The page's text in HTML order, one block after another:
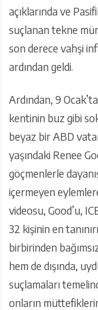
açıklarında ve
suçlanan tekne
son derece vahşi
ardından geldi.
Ardından, 9
kentinin buz gibi
beyaz bir ABD
yaşındaki Renee
göçmenlerle
içermeyen
videosu, Good’u,
32 kişinin en
birbirinden
hem de dışında,
suçlamaları
onların